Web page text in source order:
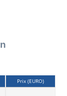
Prix (EURO)